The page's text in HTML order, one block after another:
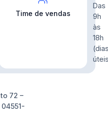
Time de vendas
Das
9h
às
18h
72 –